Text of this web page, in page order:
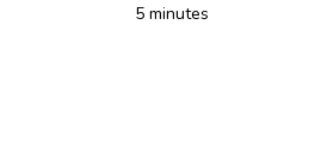
5 minutes